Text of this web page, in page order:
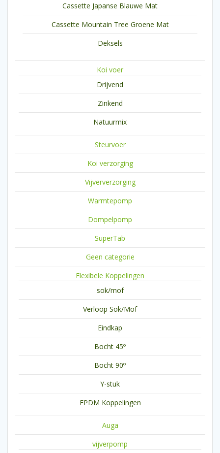
Cassette Japanse Blauwe Mat
Cassette Mountain Tree Groene Mat
Deksels
Koi voer
Drijvend
Zinkend
Natuurmix
Steurvoer
Koi verzorging
Vijververzorging
Warmtepomp
Dompelpomp
SuperTab
Geen categorie
Flexibele Koppelingen
sok/mof
Verloop Sok/Mof
Eindkap
Bocht 45º
Bocht 90º
Y-stuk
EPDM Koppelingen
Auga
vijverpomp